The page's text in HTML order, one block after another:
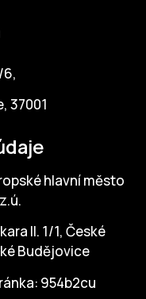
6,
37001
hlavní město
II. 1/1, České
Budějovice
954b2cu